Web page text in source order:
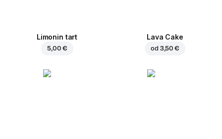
Limonin tart
5,00 €
Lava Cake
od 3,50 €